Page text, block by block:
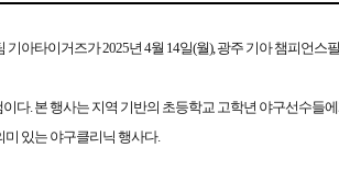
아타이거즈가 2025년 4월 14일(월), 광주 기아 챔피언스
다. 본 행사는 지역 기반의 초등학교 고학년 야구선수
미 있는 야구클리닉 행사다.